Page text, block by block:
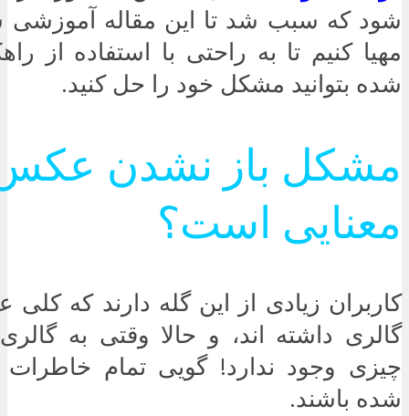
شود که سبب شد تا این مقاله آموزشی
مهیا کنیم تا به راحتی با استفاده از
شده بتوانید مشکل خود را حل کنید.
مشکل باز نشدن
معنایی است؟
کاربران زیادی از این گله دارند که
گالری داشته اند، و حالا وقتی به
چیزی وجود ندارد! گویی تمام
شده باشند.